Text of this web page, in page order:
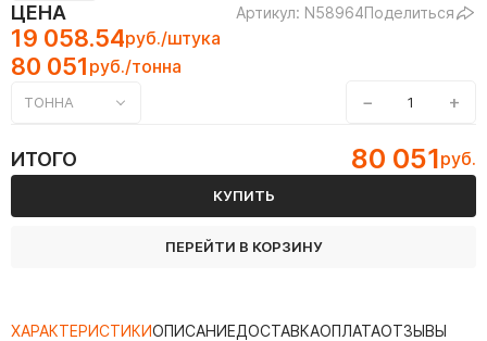
ЦЕНА Артикул: N58964Поделиться
19 058.54руб./штука
80 051 руб./тонна
ТОННА − +
ИТОГО 80 051руб.
КУПИТЬ
ПЕРЕЙТИ В КОРЗИНУ
ХАРАКТЕРИСТИКИОПИСАНИЕДОСТАВКАОПЛАТАОТЗЫВЫ